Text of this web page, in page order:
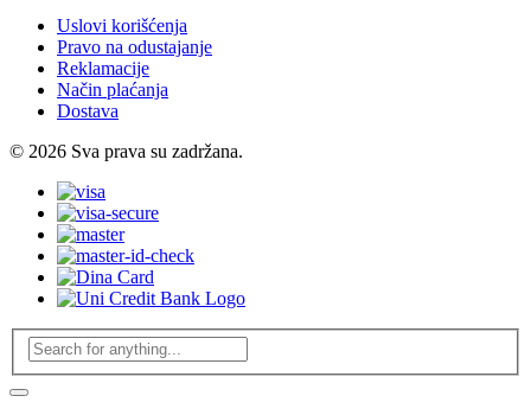
Uslovi korišćenja
Pravo na odustajanje
Reklamacije
Način plaćanja
Dostava
© 2026 Sva prava su zadržana.